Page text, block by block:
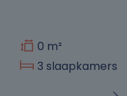
0 m²
3 slaapkamers